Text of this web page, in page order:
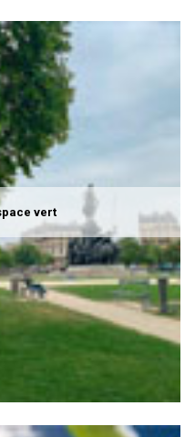
vert